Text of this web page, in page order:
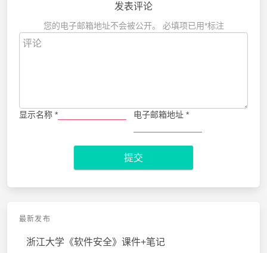
发表评论
您的电子邮箱地址不会被公开。 必填项已用*标注
显示名称 * 电子邮箱地址 *
提交
最新发布
浙江大学《软件安全》课件+笔记